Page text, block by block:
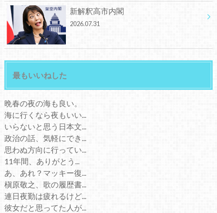
新解釈高市内閣
2026.07.31
最もいいねした
晩春の夜の海も良い。
海に行くなら夜もいい...
いらないと思う日本文...
政治の話、気軽にでき...
思わぬ方向に行ってい...
11年間、ありがとう...
あ、あれ？マッキー復...
槇原敬之、歌の履歴書...
連日夜勤は疲れるけど...
彼女だと思ってた人が...